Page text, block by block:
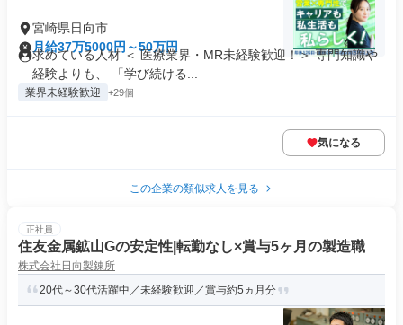
宮崎県日向市
月給37万5000円～50万円
求めている人材 ＜ 医療業界・MR未経験歓迎！＞ 専門知識や
経験よりも、 「学び続ける...
業界未経験歓迎 +29個
気になる
この企業の類似求人を見る
正社員
住友金属鉱山Gの安定性|転勤なし×賞与5ヶ月の製造職
株式会社日向製錬所
20代～30代活躍中／未経験歓迎／賞与約5ヵ月分